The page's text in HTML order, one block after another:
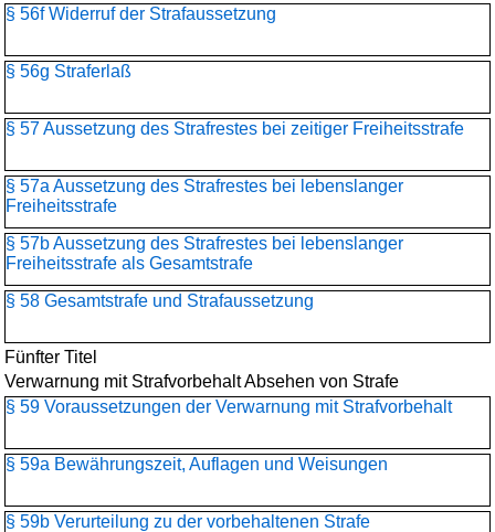
§ 56f Widerruf der Strafaussetzung
§ 56g Straferlaß
§ 57 Aussetzung des Strafrestes bei zeitiger Freiheitsstrafe
§ 57a Aussetzung des Strafrestes bei lebenslanger
Freiheitsstrafe
§ 57b Aussetzung des Strafrestes bei lebenslanger
Freiheitsstrafe als Gesamtstrafe
§ 58 Gesamtstrafe und Strafaussetzung
Fünfter Titel
Verwarnung mit Strafvorbehalt Absehen von Strafe
§ 59 Voraussetzungen der Verwarnung mit Strafvorbehalt
§ 59a Bewährungszeit, Auflagen und Weisungen
§ 59b Verurteilung zu der vorbehaltenen Strafe